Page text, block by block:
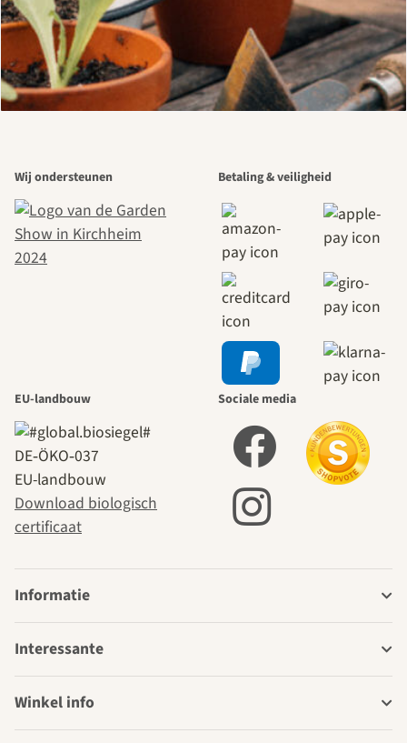
Wij ondersteunen Betaling & veiligheid
EU-landbouw
DE‑ÖKO‑037
EU-landbouw
Download biologisch
certificaat
Sociale media
Informatie
Interessante
Winkel info